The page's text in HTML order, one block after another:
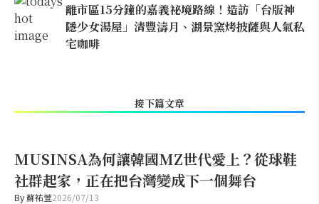
離市區15分鐘的嘉義祕境路線！造訪「台版神
隱少女湯屋」清豐濤月、湖景窯烤披薩與人氣私
宅咖啡
接下篇文章
MUSINSA為何讓韓國MZ世代愛上？從球鞋
社群起家，正在把台灣變成下一個舞台
By蘇祐萱2026/07/13